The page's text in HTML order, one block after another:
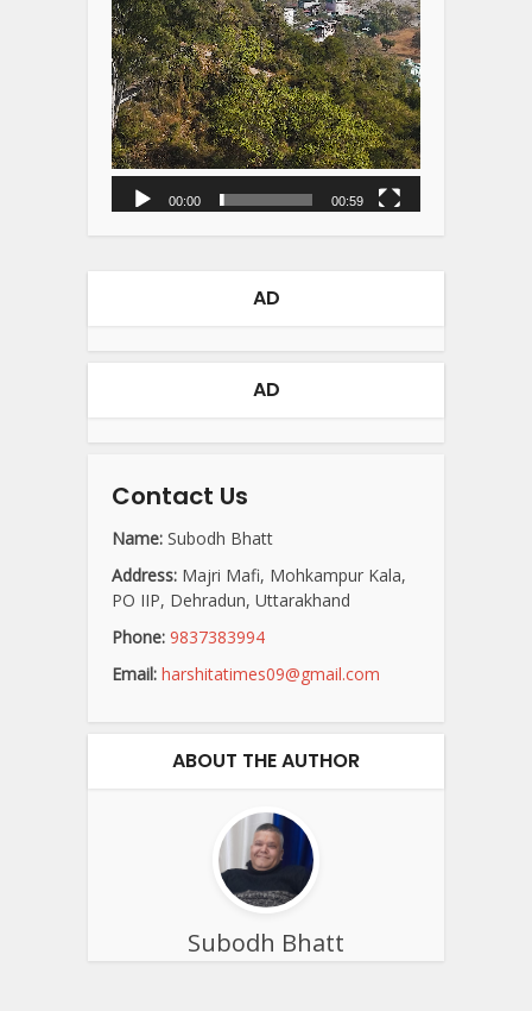
00:00 00:59
AD
AD
Contact Us
Name: Subodh Bhatt
Address: Majri Mafi, Mohkampur Kala,
PO IIP, Dehradun, Uttarakhand
Phone: 9837383994
Email: harshitatimes09@gmail.com
ABOUT THE AUTHOR
Subodh Bhatt